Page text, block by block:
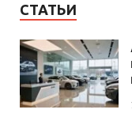
СТАТЬИ